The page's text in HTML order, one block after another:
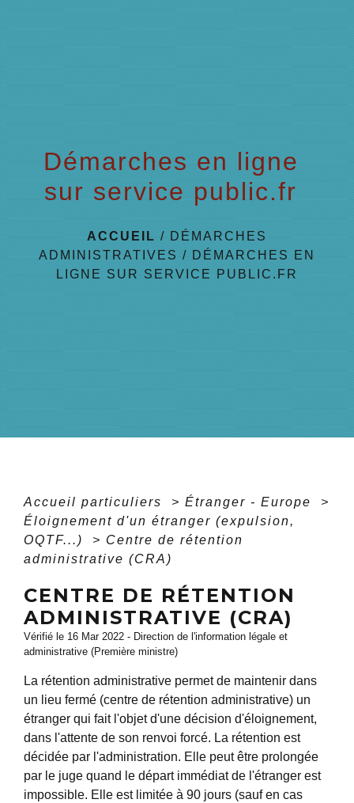
Démarches en ligne
sur service public.fr
ACCUEIL / DÉMARCHES
ADMINISTRATIVES / DÉMARCHES EN
LIGNE SUR SERVICE PUBLIC.FR
Accueil particuliers > Étranger - Europe
>
Éloignement d'un étranger (expulsion,
OQTF...)
> Centre de rétention
administrative (CRA)
CENTRE DE RÉTENTION
ADMINISTRATIVE (CRA)
Vérifié le 16 Mar 2022 - Direction de l'information légale et
administrative (Première ministre)
La rétention administrative permet de maintenir dans
un lieu fermé (centre de rétention administrative) un
étranger qui fait l'objet d'une décision d'éloignement,
dans l'attente de son renvoi forcé. La rétention est
décidée par l'administration. Elle peut être prolongée
par le juge quand le départ immédiat de l'étranger est
impossible. Elle est limitée à 90 jours (sauf en cas